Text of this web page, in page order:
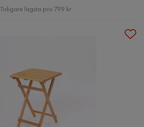
Pris
Tidigare lägsta pris 799 kr